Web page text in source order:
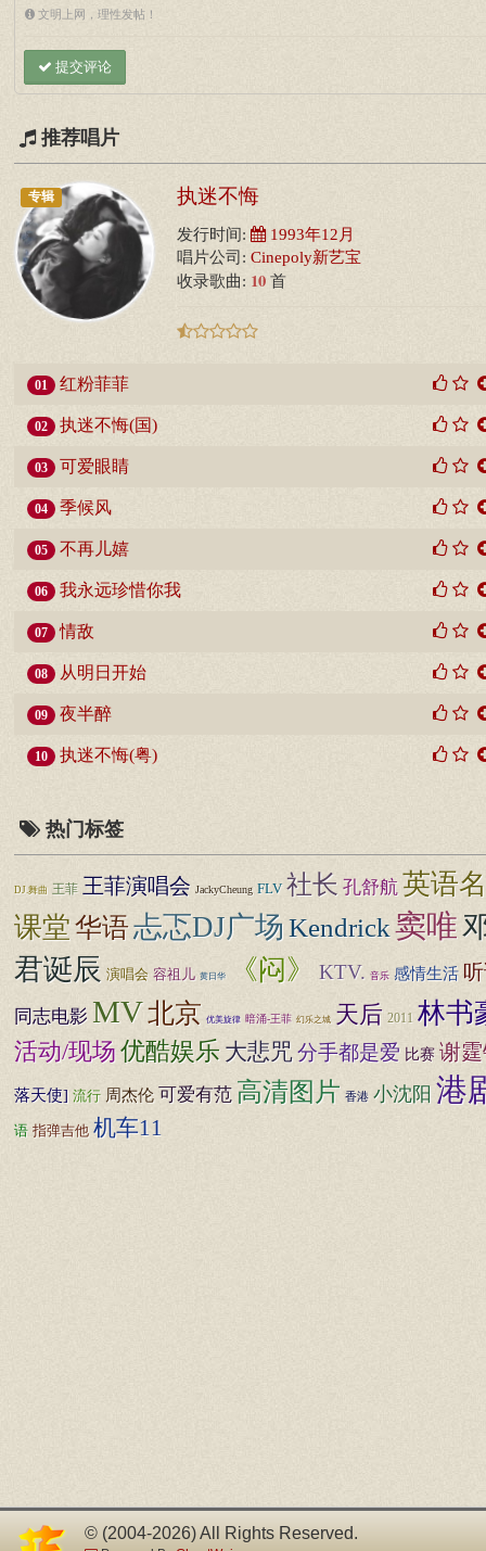
文明上网，理性发帖！
提交评论
推荐唱片
专辑 执迷不悔
发行时间: 1993年12月
唱片公司: Cinepoly新艺宝
收录歌曲: 10 首
01 红粉菲菲
02 执迷不悔(国)
03 可爱眼睛
04 季候风
05 不再儿嬉
06 我永远珍惜你我
07 情敌
08 从明日开始
09 夜半醉
10 执迷不悔(粤)
热门标签
DJ.舞曲 王菲 王菲演唱会 JackyCheung FLV 社长 孔舒航 英语
课堂华语忐忑DJ广场Kendrick窦唯
君诞辰 演唱会 容祖儿 黄日华 《闷》 KTV. 音乐 感情生活
同志电影 MV北京 优美旋律 暗涌-王菲 幻乐之城 天后 2011 林书
活动/现场优酷娱乐 大悲咒分手都是爱 比赛 谢
落天使] 流行 周杰伦 可爱有范 高清图片 香港 小沈阳 港
语 指弹吉他 机车11
© (2004-2026) All Rights Reserved.